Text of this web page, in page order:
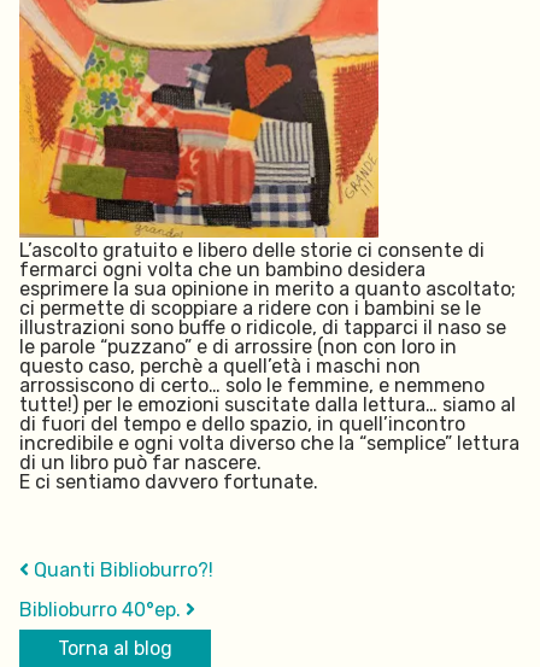
L’ascolto gratuito e libero delle storie ci consente di
fermarci ogni volta che un bambino desidera
esprimere la sua opinione in merito a quanto ascoltato;
ci permette di scoppiare a ridere con i bambini se le
illustrazioni sono buffe o ridicole, di tapparci il naso se
le parole “puzzano” e di arrossire (non con loro in
questo caso, perchè a quell’età i maschi non
arrossiscono di certo… solo le femmine, e nemmeno
tutte!) per le emozioni suscitate dalla lettura… siamo al
di fuori del tempo e dello spazio, in quell’incontro
incredibile e ogni volta diverso che la “semplice” lettura
di un libro può far nascere.
E ci sentiamo davvero fortunate.
Quanti Biblioburro?!
Torna al blog
Biblioburro 40°ep.